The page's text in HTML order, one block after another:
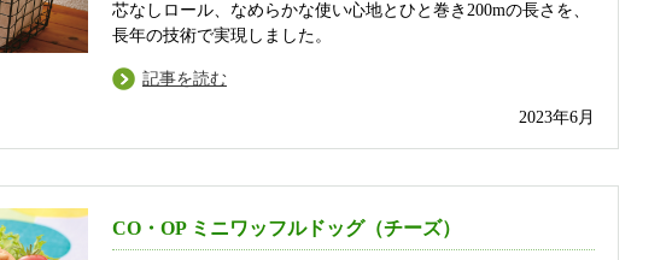
芯なしロール、なめらかな使い心地とひと巻き200mの長さを、
長年の技術で実現しました。
記事を読む
2023年6月
CO・OP ミニワッフルドッグ（チーズ）